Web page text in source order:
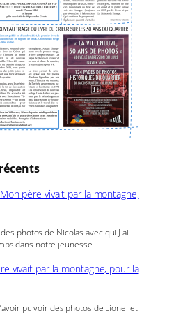
père vivait par la montagne,
photos de Nicolas avec qui J ai
dans notre jeunesse…
vivait par la montagne, pour la
pu voir des photos de Lionel et